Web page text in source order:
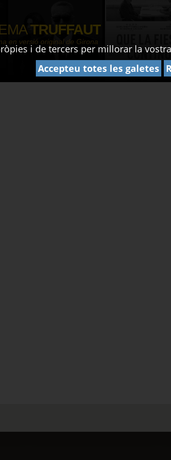
TRUFFAUT
en versió original de Girona
i de tercers per millorar la
Accepteu totes les galetes